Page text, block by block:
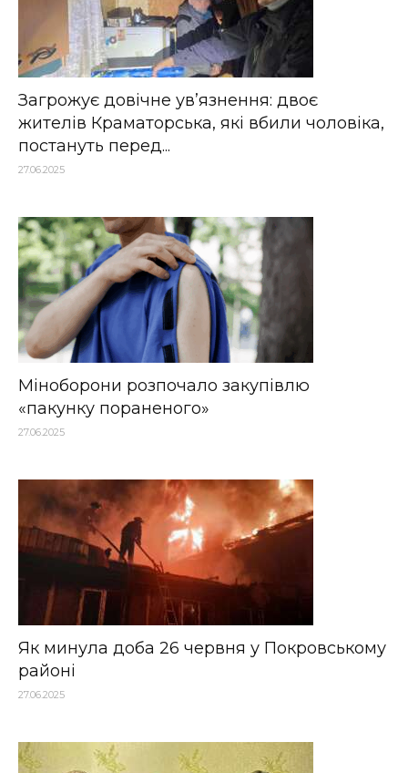
Загрожує довічне ув’язнення: двоє
жителів Краматорська, які вбили чоловіка,
постануть перед...
27.06.2025
Міноборони розпочало закупівлю
«пакунку пораненого»
27.06.2025
Як минула доба 26 червня у Покровському
районі
27.06.2025